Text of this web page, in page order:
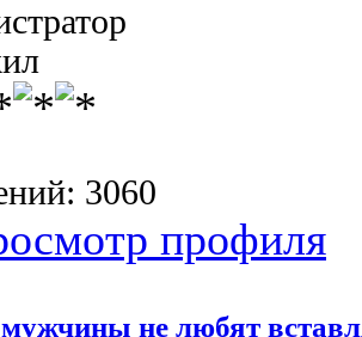
3060
не любят